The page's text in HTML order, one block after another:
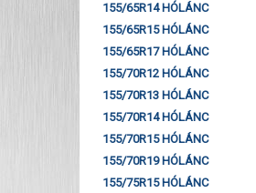
155/65R14 HÓLÁNC
155/65R15 HÓLÁNC
155/65R17 HÓLÁNC
155/70R12 HÓLÁNC
155/70R13 HÓLÁNC
155/70R14 HÓLÁNC
155/70R15 HÓLÁNC
155/70R19 HÓLÁNC
155/75R15 HÓLÁNC